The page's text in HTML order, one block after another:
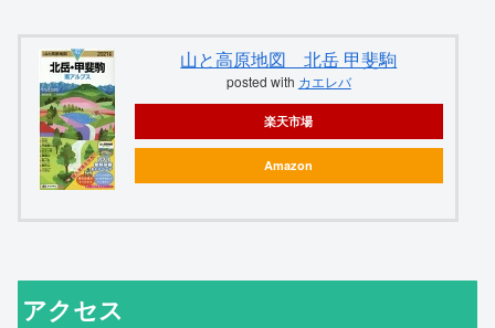
山と高原地図 北岳 甲斐駒
posted with カエレバ
楽天市場
Amazon
アクセス